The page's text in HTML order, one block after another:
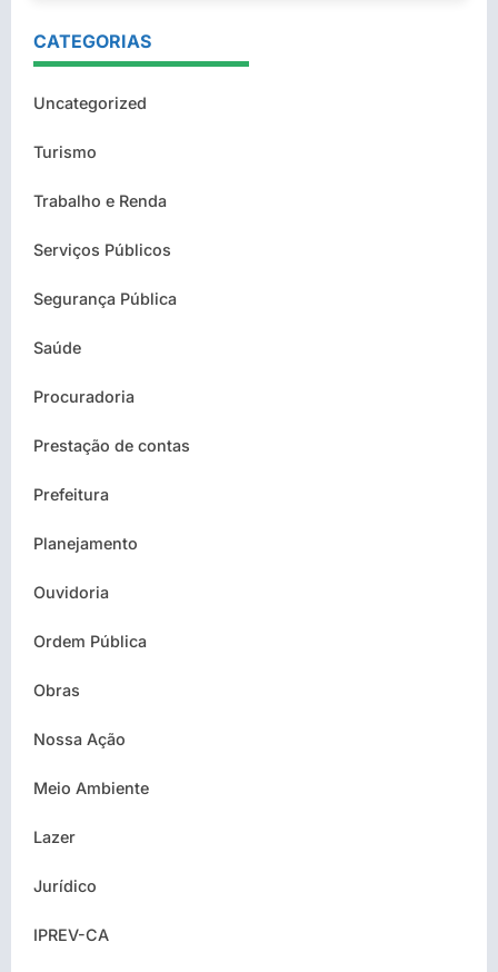
CATEGORIAS
Uncategorized
Turismo
Trabalho e Renda
Serviços Públicos
Segurança Pública
Saúde
Procuradoria
Prestação de contas
Prefeitura
Planejamento
Ouvidoria
Ordem Pública
Obras
Nossa Ação
Meio Ambiente
Lazer
Jurídico
IPREV-CA